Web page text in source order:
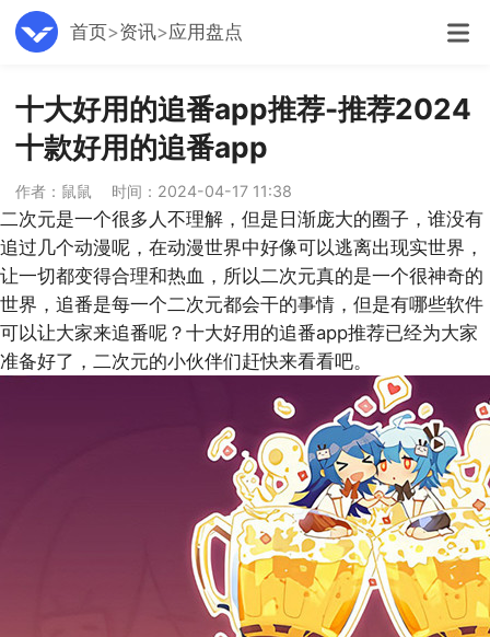
首页 资讯 应用盘点
十大好用的追番app推荐-推荐2024
十款好用的追番app
作者：鼠鼠 时间：2024-04-17 11:38
二次元是一个很多人不理解，但是日渐庞大的圈子，谁没有
追过几个动漫呢，在动漫世界中好像可以逃离出现实世界，
让一切都变得合理和热血，所以二次元真的是一个很神奇的
世界，追番是每一个二次元都会干的事情，但是有哪些软件
可以让大家来追番呢？十大好用的追番app推荐已经为大家
准备好了，二次元的小伙伴们赶快来看看吧。